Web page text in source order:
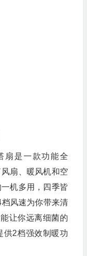
扇是一款功能全
扇、暖风机和空
机多用，四季皆
风速为你带来清
让你远离细菌的
供2档强效制暖功